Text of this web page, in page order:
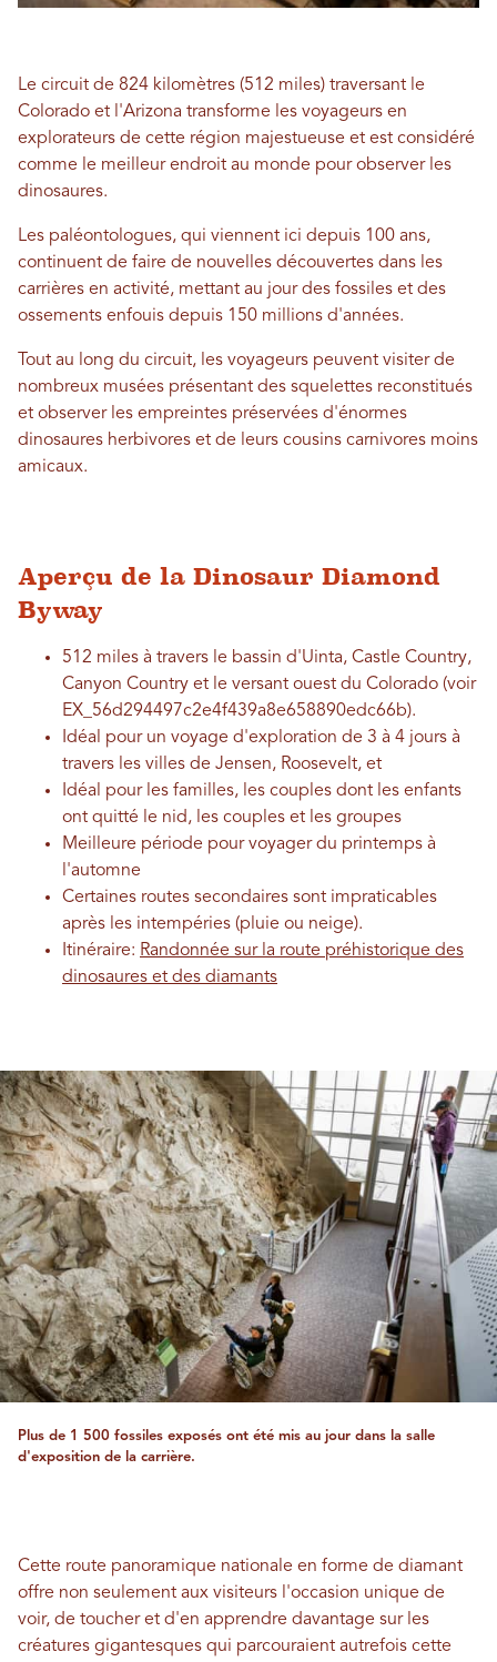
Le circuit de 824 kilomètres (512 miles) traversant le
Colorado et l'Arizona transforme les voyageurs en
explorateurs de cette région majestueuse et est considéré
comme le meilleur endroit au monde pour observer les
dinosaures.
Les paléontologues, qui viennent ici depuis 100 ans,
continuent de faire de nouvelles découvertes dans les
carrières en activité, mettant au jour des fossiles et des
ossements enfouis depuis 150 millions d'années.
Tout au long du circuit, les voyageurs peuvent visiter de
nombreux musées présentant des squelettes reconstitués
et observer les empreintes préservées d'énormes
dinosaures herbivores et de leurs cousins ​​carnivores moins
amicaux.
Aperçu de la Dinosaur Diamond
Byway
512 miles à travers le bassin d'Uinta, Castle Country,
Canyon Country et le versant ouest du Colorado (voir
EX_56d294497c2e4f439a8e658890edc66b).
Idéal pour un voyage d'exploration de 3 à 4 jours à
travers les villes de Jensen, Roosevelt, et
Idéal pour les familles, les couples dont les enfants
ont quitté le nid, les couples et les groupes
Meilleure période pour voyager du printemps à
l'automne
Certaines routes secondaires sont impraticables
après les intempéries (pluie ou neige).
Itinéraire: Randonnée sur la route préhistorique des
dinosaures et des diamants
Plus de 1 500 fossiles exposés ont été mis au jour dans la salle
d'exposition de la carrière.
Cette route panoramique nationale en forme de diamant
offre non seulement aux visiteurs l'occasion unique de
voir, de toucher et d'en apprendre davantage sur les
créatures gigantesques qui parcouraient autrefois cette